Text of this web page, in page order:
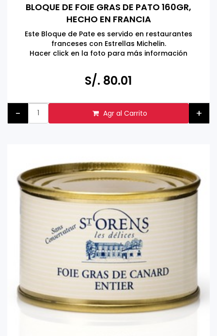
BLOQUE DE FOIE GRAS DE PATO 160GR,
HECHO EN FRANCIA
Este Bloque de Pate es servido en restaurantes
franceses con Estrellas Michelin.
Hacer click en la foto para más información
S/. 80.01
- Agr al Carrito +